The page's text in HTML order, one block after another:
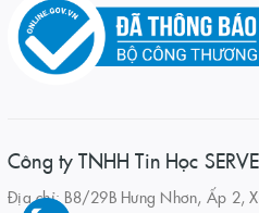
Công ty TNHH Tin Học
Địa chỉ: B8/29B Hưng Nhơn, Ấp 2,